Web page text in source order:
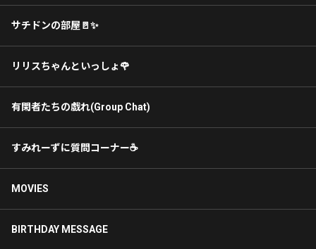
サチドンの部屋🚪✨
リリスちゃんといっしょ🌹
有閑者たちの戯れ(Group Chat)
すみれーずに質問コーナー☕️
MOVIES
BIRTHDAY MESSAGE